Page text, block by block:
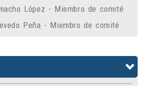
López - Miembro de comité
Peña - Miembro de comité